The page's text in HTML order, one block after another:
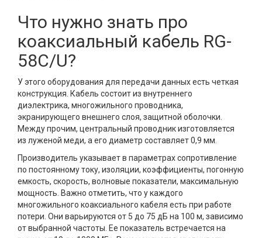
Что нужно знать про
коаксиальный кабель RG-
58C/U?
У этого оборудования для передачи данных есть четкая
конструкция. Кабель состоит из внутреннего
диэлектрика, многожильного проводника,
экранирующего внешнего слоя, защитной оболочки.
Между прочим, центральный проводник изготовляется
из луженой меди, а его диаметр составляет 0,9 мм.
Производитель указывает в параметрах сопротивление
по постоянному току, изоляции, коэффициенты, погонную
емкость, скорость, волновые показатели, максимальную
мощность. Важно отметить, что у каждого
многожильного коаксиального кабеля есть при работе
потери. Они варьируются от 5 до 75 дБ на 100 м, зависимо
от выбранной частоты. Ее показатель встречается на